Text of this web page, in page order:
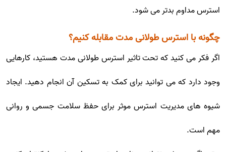
استرس مداوم بدتر می شود.
چگونه با استرس طولانی مدت مقابله کنیم؟
اگر فکر می کنید که تحت تاثیر استرس طولانی مدت هستید، کارهایی
وجود دارد که می توانید برای کمک به تسکین آن انجام دهید. ایجاد
شیوه های مدیریت استرس موثر برای حفظ سلامت جسمی و روانی
مهم است.